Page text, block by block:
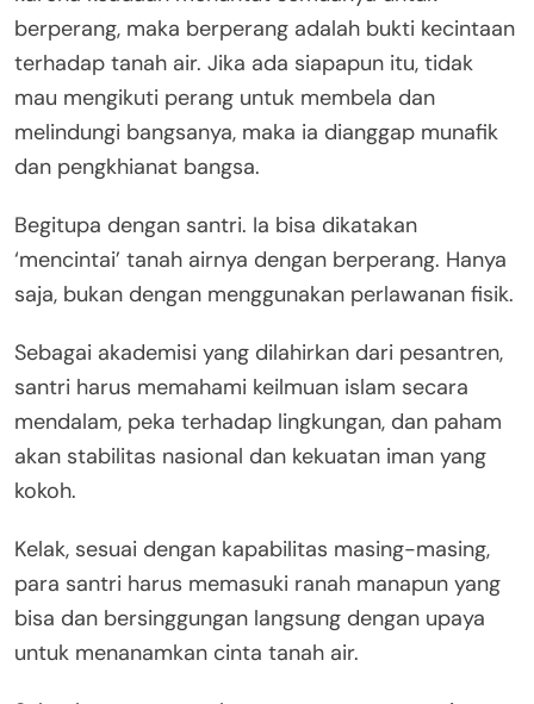
berperang, maka berperang adalah bukti kecintaan
terhadap tanah air. Jika ada siapapun itu, tidak
mau mengikuti perang untuk membela dan
melindungi bangsanya, maka ia dianggap munafik
dan pengkhianat bangsa.
Begitupa dengan santri. Ia bisa dikatakan
‘mencintai’ tanah airnya dengan berperang. Hanya
saja, bukan dengan menggunakan perlawanan fisik.
Sebagai akademisi yang dilahirkan dari pesantren,
santri harus memahami keilmuan islam secara
mendalam, peka terhadap lingkungan, dan paham
akan stabilitas nasional dan kekuatan iman yang
kokoh.
Kelak, sesuai dengan kapabilitas masing-masing,
para santri harus memasuki ranah manapun yang
bisa dan bersinggungan langsung dengan upaya
untuk menanamkan cinta tanah air.